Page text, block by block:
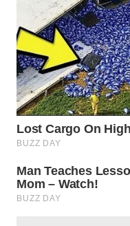
WAHANA
KONSUMEN
WAHANA
LISTRIK
WAHANA
TRAVEL
TV